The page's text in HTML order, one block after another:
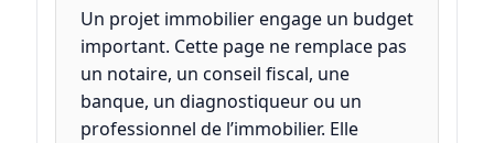
Un projet immobilier engage un budget
important. Cette page ne remplace pas
un notaire, un conseil fiscal, une
banque, un diagnostiqueur ou un
professionnel de l’immobilier. Elle